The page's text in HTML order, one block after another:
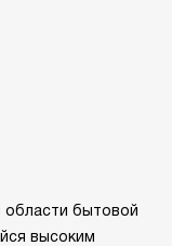
бытовой
высоким